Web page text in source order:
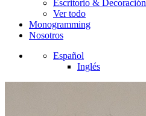
Escritorio & Decoración
Ver todo
Monogramming
Nosotros
Español
Inglés